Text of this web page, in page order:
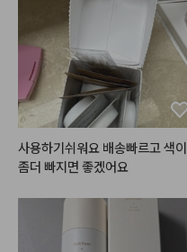
사용하기쉬워요 배송빠르고 색이
좀더 빠지면 좋겠어요